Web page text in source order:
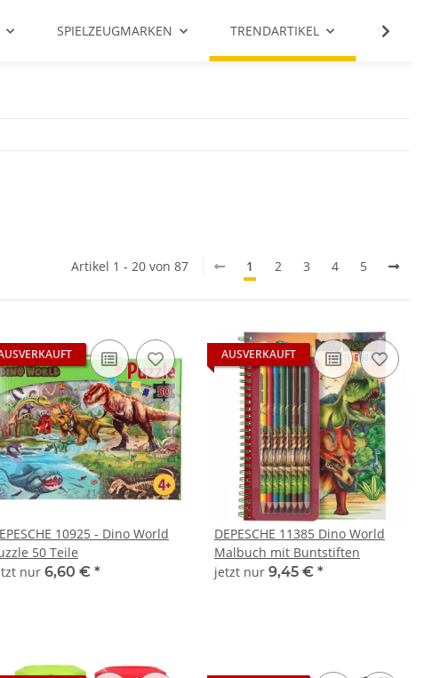
SPIELZEUGMARKEN TRENDARTIKEL SALE %
Artikel 1 - 20 von 87 1 2 3 4 5
10925 - Dino World
50 Teile
nur 6,60 € *
AUSVERKAUFT
DEPESCHE 11385 Dino World
Malbuch mit Buntstiften
jetzt nur 9,45 € *